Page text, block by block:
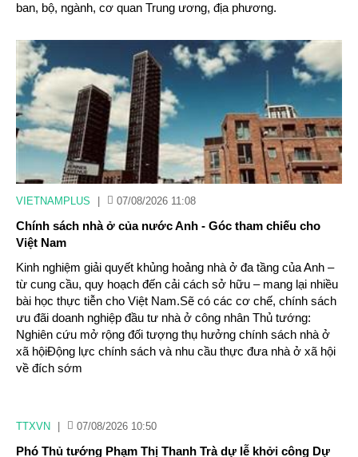
ban, bộ, ngành, cơ quan Trung ương, địa phương.
VIETNAMPLUS 07/08/2026 11:08
Chính sách nhà ở của nước Anh - Góc tham chiếu cho
Việt Nam
Kinh nghiệm giải quyết khủng hoảng nhà ở đa tầng của Anh –
từ cung cầu, quy hoạch đến cải cách sở hữu – mang lại nhiều
bài học thực tiễn cho Việt Nam.Sẽ có các cơ chế, chính sách
ưu đãi doanh nghiệp đầu tư nhà ở công nhân Thủ tướng:
Nghiên cứu mở rộng đối tượng thụ hưởng chính sách nhà ở
xã hộiĐộng lực chính sách và nhu cầu thực đưa nhà ở xã hội
về đích sớm
TTXVN 07/08/2026 10:50
Phó Thủ tướng Phạm Thị Thanh Trà dự lễ khởi công Dự